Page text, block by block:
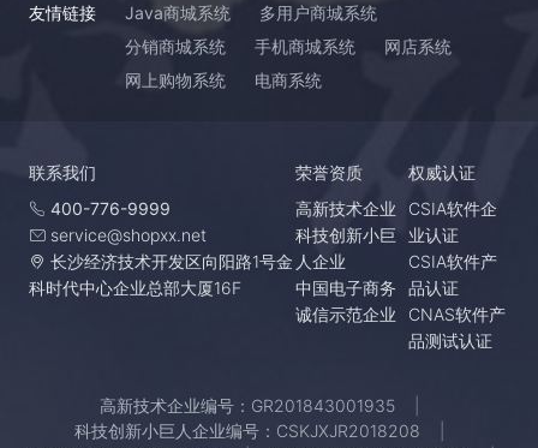
友情链接 Java商城系统
多用户商城系统
分销商城系统
手机商城系统
网店系统
网上购物系统
电商系统
联系我们
400-776-9999
service@shopxx.net
长沙经济技术开发区向阳路1号金
科时代中心企业总部大厦16F
荣誉资质
高新技术企业
科技创新小巨
人企业
中国电子商务
诚信示范企业
权威认证
CSIA软件企
业认证
CSIA软件产
品认证
CNAS软件产
品测试认证
高新技术企业编号：GR201843001935
科技创新小巨人企业编号：CSKJXJR2018208